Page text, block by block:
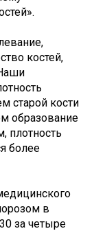
костей,
старой кости
образование
плотность
более
в
за четыре